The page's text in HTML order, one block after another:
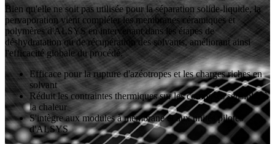
Bien qu'elle ne soit pas utilisée pour la séparation solide-liquide, la
pervaporation vient compléter les membranes céramiques et
polymères d'ALSYS en intervenant dans les étapes de
déshydratation ou de récupération des solvants, améliorant ainsi
l'efficacité globale du procédé.
Efficace pour la rupture d'azéotropes et les charges riches en
solvant
Réduit les contraintes thermiques sur les composés sensibles à
la chaleur
S'intègre aux modules à membrane et aux unités pilotes
d'ALSYS